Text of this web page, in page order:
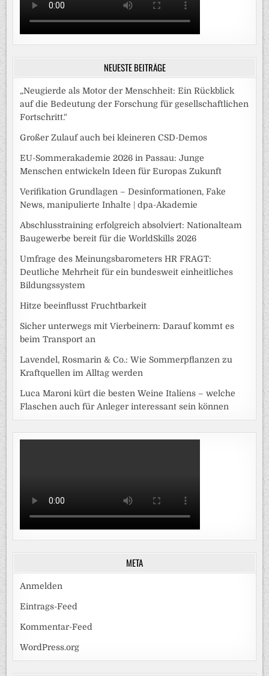
NEUESTE BEITRÄGE
„Neugierde als Motor der Menschheit: Ein Rückblick
auf die Bedeutung der Forschung für gesellschaftlichen
Fortschritt.“
Großer Zulauf auch bei kleineren CSD-Demos
EU-Sommerakademie 2026 in Passau: Junge
Menschen entwickeln Ideen für Europas Zukunft
Verifikation Grundlagen – Desinformationen, Fake
News, manipulierte Inhalte | dpa-Akademie
Abschlusstraining erfolgreich absolviert: Nationalteam
Baugewerbe bereit für die WorldSkills 2026
Umfrage des Meinungsbarometers HR FRAGT:
Deutliche Mehrheit für ein bundesweit einheitliches
Bildungssystem
Hitze beeinflusst Fruchtbarkeit
Sicher unterwegs mit Vierbeinern: Darauf kommt es
beim Transport an
Lavendel, Rosmarin & Co.: Wie Sommerpflanzen zu
Kraftquellen im Alltag werden
Luca Maroni kürt die besten Weine Italiens – welche
Flaschen auch für Anleger interessant sein können
META
Anmelden
Eintrags-Feed
Kommentar-Feed
WordPress.org